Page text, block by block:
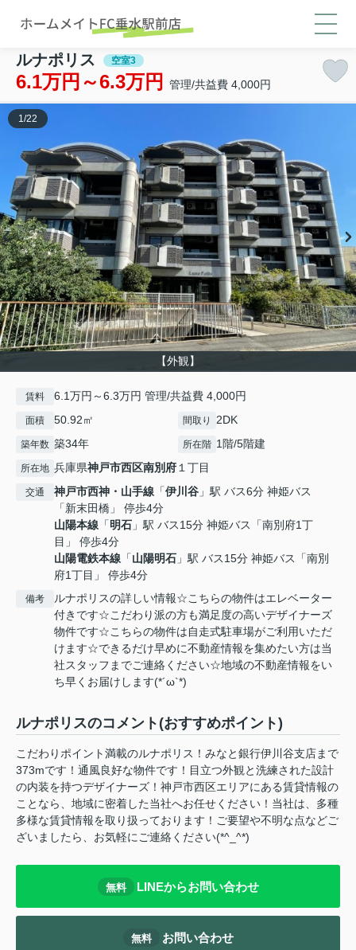
ルナポリス 空室3
6.1万円～6.3万円 管理/共益費 4,000円
【外観】
1/22
賃料 6.1万円～6.3万円 管理/共益費 4,000円
面積 50.92㎡ 間取り 2DK
築年数 築34年 所在階 1階/5階建
所在地 兵庫県神戸市西区南別府１丁目
交通 神戸市西神・山手線 「伊川谷 」駅 バス6分 神姫バス
「新末田橋」 停歩4分
山陽本線 「明石 」駅 バス15分 神姫バス「南別府1丁
目」 停歩4分
山陽電鉄本線 「山陽明石 」駅 バス15分 神姫バス「南別
府1丁目」 停歩4分
備考
ルナポリスの詳しい情報☆こちらの物件はエレベーター
付きです☆こだわり派の方も満足度の高いデザイナーズ
物件です☆こちらの物件は自走式駐車場がご利用いただ
けます☆できるだけ早めに不動産情報を集めたい方は当
社スタッフまでご連絡ください☆地域の不動産情報をい
ち早くお届けします(*´ω`*)
ルナポリスのコメント(おすすめポイント)
こだわりポイント満載のルナポリス！みなと銀行伊川谷支店まで
373mです！通風良好な物件です！目立つ外観と洗練された設計
の内装を持つデザイナーズ！神戸市西区エリアにある賃貸情報の
ことなら、地域に密着した当社へお任せください！当社は、多種
多様な賃貸情報を取り扱っております！ご要望や不明な点などご
ざいましたら、お気軽にご連絡ください(*^_^*)
無料 LINEからお問い合わせ
無料 お問い合わせ